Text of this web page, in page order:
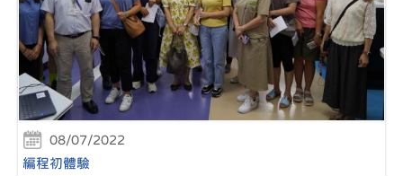
08/07/2022
編程初體驗